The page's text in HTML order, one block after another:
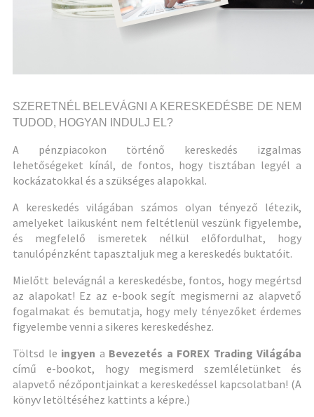
SZERETNÉL BELEVÁGNI A KERESKEDÉSBE DE NEM
TUDOD, HOGYAN INDULJ EL?
A pénzpiacokon történő kereskedés izgalmas
lehetőségeket kínál, de fontos, hogy tisztában legyél a
kockázatokkal és a szükséges alapokkal.
A kereskedés világában számos olyan tényező létezik,
amelyeket laikusként nem feltétlenül veszünk figyelembe,
és megfelelő ismeretek nélkül előfordulhat, hogy
tanulópénzként tapasztaljuk meg a kereskedés buktatóit.
Mielőtt belevágnál a kereskedésbe, fontos, hogy megértsd
az alapokat! Ez az e-book segít megismerni az alapvető
fogalmakat és bemutatja, hogy mely tényezőket érdemes
figyelembe venni a sikeres kereskedéshez.
Töltsd le ingyen a Bevezetés a FOREX Trading Világába
című e-bookot, hogy megismerd szemléletünket és
alapvető nézőpontjainkat a kereskedéssel kapcsolatban! (A
könyv letöltéséhez kattints a képre.)